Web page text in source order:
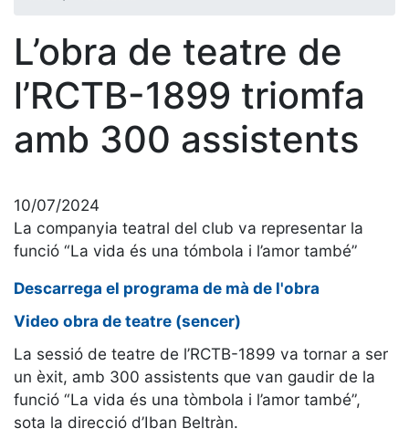
Història
La nostra
història
Cronologia
Presidents
Junta
directiva
i comités
Estructura
Fundació
Serveis
Instal·lacions
L’obra de teatre de
l’RCTB-1899 triomfa
amb 300 assistents
10/07/2024
La companyia teatral del club va representar la
funció “La vida és una tómbola i l’amor també”
Descarrega el programa de mà de l'obra
Video obra de teatre (sencer)
La sessió de teatre de l’RCTB-1899 va tornar a ser
un èxit, amb 300 assistents que van gaudir de la
funció “La vida és una tòmbola i l’amor també”,
sota la direcció d’Iban Beltràn.